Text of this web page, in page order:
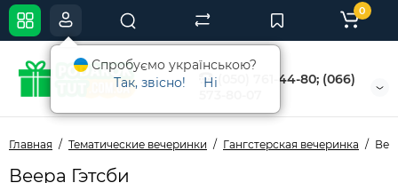
(050) 761-44-80; (066)
0
Главная Тематические вечеринки Гангстерская вечеринка
Веера Гэтсби
Спробуємо українською?
Так, звісно!
Ні